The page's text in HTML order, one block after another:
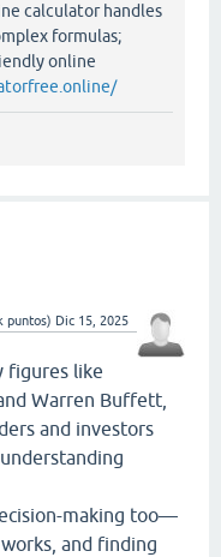
calculator handles
formulas;
online
puntos) Dic 15, 2025
figures like
Warren Buffett,
and investors
making too—
and finding